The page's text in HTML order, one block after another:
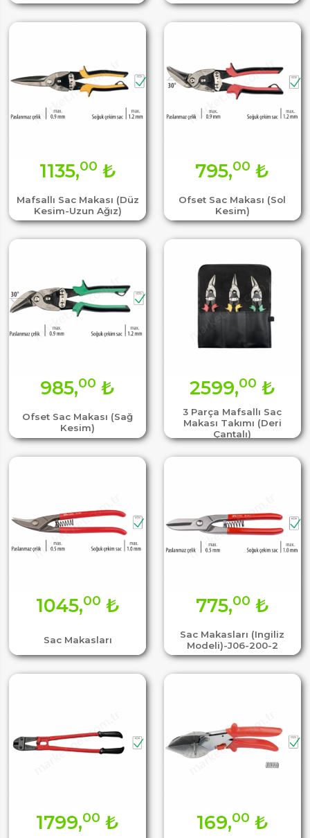
Mafsallı Sac Makası (Düz
Kesim-Uzun Ağız)
1135,00 ₺
Ofset Sac Makası (Sol
Kesim)
795,00 ₺
Ofset Sac Makası (Sağ
Kesim)
985,00 ₺
3 Parça Mafsallı Sac
Makası Takımı (Deri
Çantalı)
2599,00 ₺
Sac Makasları
1045,00 ₺
Sac Makasları (Ingiliz
Modeli)-J06-200-2
775,00 ₺
1799,00 ₺ 169,00 ₺